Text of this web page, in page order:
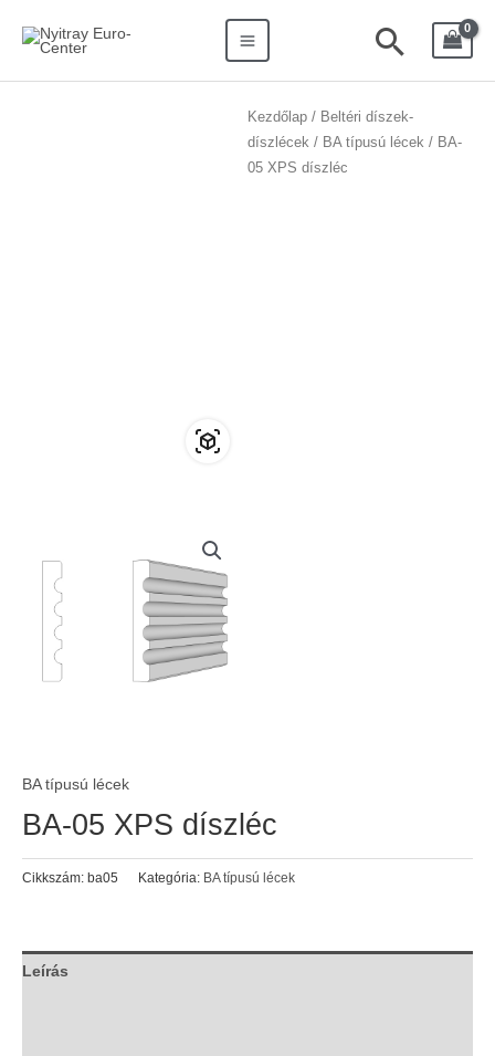
Main
Menu
Search
Kezdőlap / Beltéri díszek-
díszlécek / BA típusú lécek / BA-
05 XPS díszléc
BA típusú lécek
BA-05 XPS díszléc
Cikkszám: ba05 Kategória: BA típusú lécek
Leírás
for: